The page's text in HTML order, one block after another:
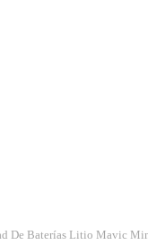
De Baterías Litio Mavic